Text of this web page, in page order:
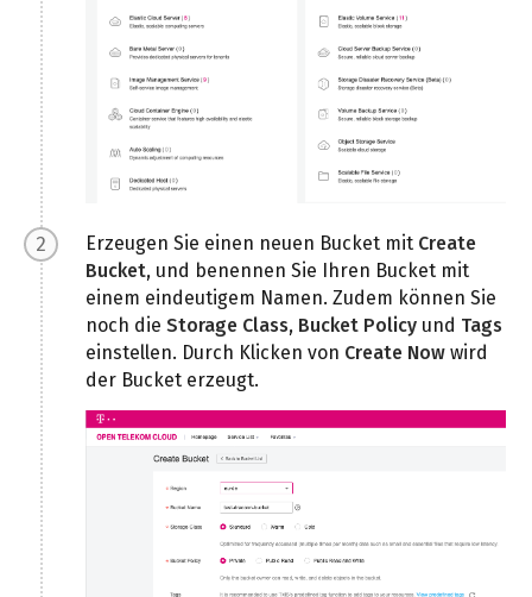
Erzeugen Sie einen neuen Bucket mit Create
Bucket, und benennen Sie Ihren Bucket mit
einem eindeutigem Namen. Zudem können Sie
noch dieStorage Class, Bucket Policy und Tags
einstellen. Durch Klicken von Create Now wird
der Bucket erzeugt.